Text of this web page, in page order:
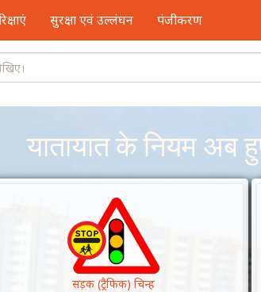
सुरक्षा एवं उल्लंघन पंजीकरण
यातायात के नियम अब
सड़क (ट्रैफिक) चिन्ह